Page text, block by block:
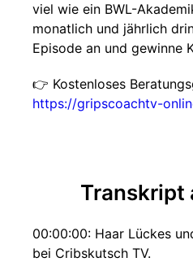
viel wie ein BWL-
monatlich und jährlich
Episode an und gewinne
👉 Kostenloses
https://gripscoachtv-
Transkript
00:00:00: Haar Lückes
bei Cribskutsch TV.